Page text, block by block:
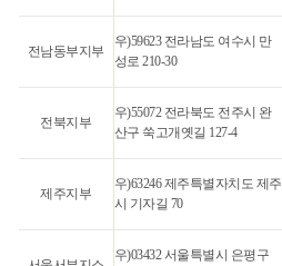
전남동부지부
우)59623 전라남도 여수시 만
성로 210-30
전북지부
우)55072 전라북도 전주시 완
산구 쑥고개옛길 127-4
제주지부
우)63246 제주특별자치도 제주
시 기자길 70
우)03432 서울특별시 은평구